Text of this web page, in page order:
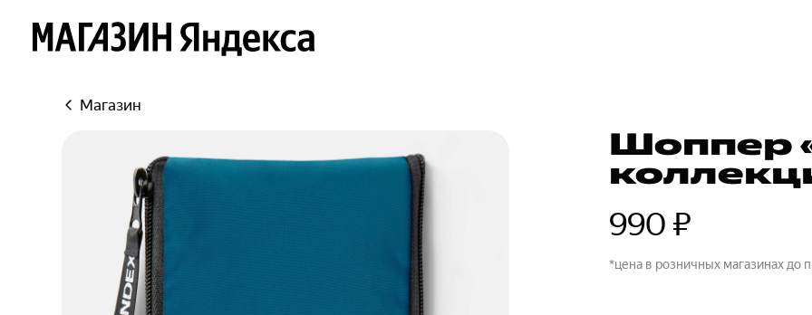
Яндекс
Магазин
Шоппер
990 ₽
*цена в розничных магазинах до